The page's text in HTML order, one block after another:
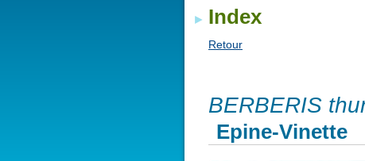
Index
Retour
BERBERIS
Epine-Vinette